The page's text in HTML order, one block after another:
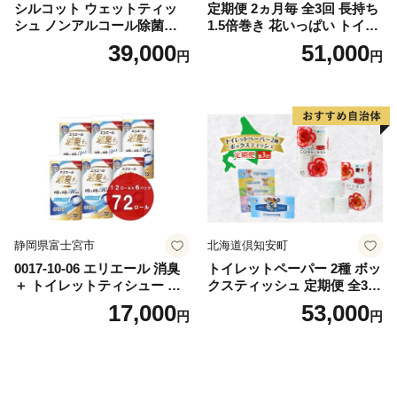
シルコット ウェットティッ
シュ ノンアルコール除菌詰
替（43枚×3P）×24袋 日用品
おもちゃ 拭き取り 手拭き 外
39,000円
定期便 2ヵ月毎 全3回 長持ち
1.5倍巻き 花いっぱい トイレ
ットペーパー ダブル 45ｍ 計
72ロール 全18種 花柄 プリン
ー 消耗品 備蓄 送料無料 北海
道 倶知安町 日用品
51,000円
静岡県富士宮市
0017-10-06 エリエール 消臭
＋ トイレットティシュー し
っかり香るフレッシュクリア
の香り ダブル 12ロール×6パ
17,000円
北海道倶知安町
トイレットペーパー 2種 ボッ
クスティッシュ 定期便 全3
回 日本製 まとめ買い 防災
常備品 日用雑貨 消耗品 生活
53,000円